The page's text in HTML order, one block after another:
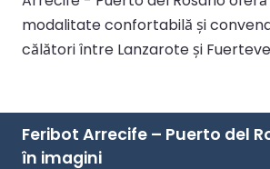
modalitate confortabilă și
călători între Lanzarote și
Feribot Arrecife – Puerto del
în imagini